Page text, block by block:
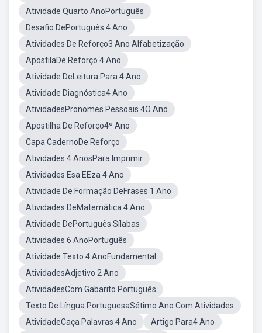
Atividade Quarto AnoPortuguês
Desafio DePortuguês 4 Ano
Atividades De Reforço3 Ano Alfabetização
ApostilaDe Reforço 4 Ano
Atividade DeLeitura Para 4 Ano
Atividade Diagnóstica4 Ano
AtividadesPronomes Pessoais 4O Ano
Apostilha De Reforço4º Ano
Capa CadernoDe Reforço
Atividades 4 AnosPara Imprimir
Atividades Esa EEza 4 Ano
Atividade De Formação DeFrases 1 Ano
Atividades DeMatemática 4 Ano
Atividade DePortuguês Sílabas
Atividades 6 AnoPortuguês
Atividade Texto 4 AnoFundamental
AtividadesAdjetivo 2 Ano
AtividadesCom Gabarito Português
Texto De Língua PortuguesaSétimo Ano Com Atividades
AtividadeCaça Palavras 4 Ano
Artigo Para4 Ano